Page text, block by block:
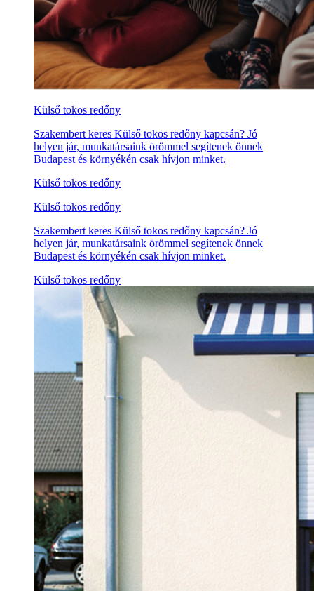
Külső tokos redőny
Szakembert keres Külső tokos redőny kapcsán? Jó
helyen jár, munkatársaink örömmel segítenek önnek
Budapest és környékén csak hívjon minket.
Külső tokos redőny
Külső tokos redőny
Szakembert keres Külső tokos redőny kapcsán? Jó
helyen jár, munkatársaink örömmel segítenek önnek
Budapest és környékén csak hívjon minket.
Külső tokos redőny